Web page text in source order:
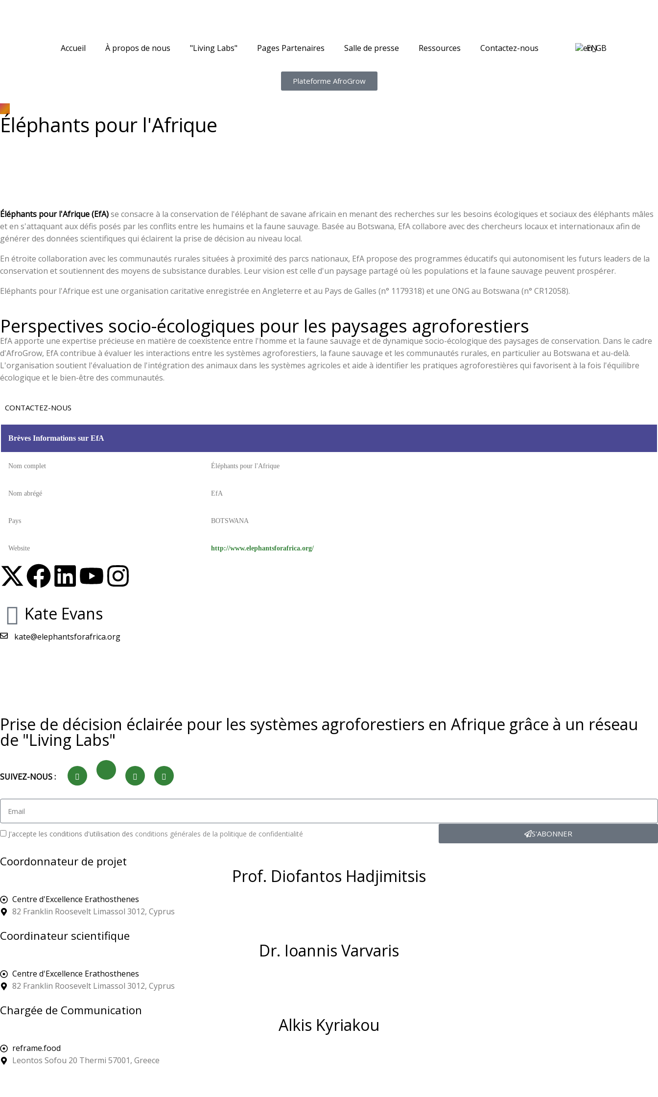
Accueil À propos de nous "Living Labs" Pages Partenaires Salle de presse Ressources Contactez-nous EN
Plateforme AfroGrow
Éléphants pour l'Afrique
Éléphants pour l'Afrique (EfA)se consacre à la conservation de l'éléphant de savane africain en menant des recherches sur les besoins écologiques et sociaux des éléphants mâles
et en s'attaquant aux défis posés par les conflits entre les humains et la faune sauvage. Basée au Botswana, EfA collabore avec des chercheurs locaux et internationaux afin de
générer des données scientifiques qui éclairent la prise de décision au niveau local.
En étroite collaboration avec les communautés rurales situées à proximité des parcs nationaux, EfA propose des programmes éducatifs qui autonomisent les futurs leaders de la
conservation et soutiennent des moyens de subsistance durables. Leur vision est celle d'un paysage partagé où les populations et la faune sauvage peuvent prospérer.
Eléphants pour l'Afrique est une organisation caritative enregistrée en Angleterre et au Pays de Galles (n° 1179318) et une ONG au Botswana (n° CR12058).
Perspectives socio-écologiques pour les paysages agroforestiers
EfA apporte une expertise précieuse en matière de coexistence entre l'homme et la faune sauvage et de dynamique socio-écologique des paysages de conservation. Dans le cadre
d'AfroGrow, EfA contribue à évaluer les interactions entre les systèmes agroforestiers, la faune sauvage et les communautés rurales, en particulier au Botswana et au-delà.
L'organisation soutient l'évaluation de l'intégration des animaux dans les systèmes agricoles et aide à identifier les pratiques agroforestières qui favorisent à la fois l'équilibre
écologique et le bien-être des communautés.
CONTACTEZ-NOUS
Brèves Informations sur EfA
Nom complet Éléphants pour l'Afrique
Nom abrégé EfA
Pays BOTSWANA
Website http://www.elephantsforafrica.org/
Kate Evans
kate@elephantsforafrica.org
Prise de décision éclairée pour les systèmes agroforestiers en Afrique grâce à un réseau
de "Living Labs"
SUIVEZ-NOUS :
J'accepte les conditions d'utilisation des conditions générales de la politique de confidentialité S'ABONNER
Coordonnateur de projet
Prof. Diofantos Hadjimitsis
Centre d'Excellence Erathosthenes
82 Franklin Roosevelt Limassol 3012, Cyprus
Coordinateur scientifique
Dr. Ioannis Varvaris
Centre d'Excellence Erathosthenes
82 Franklin Roosevelt Limassol 3012, Cyprus
Chargée de Communication
Alkis Kyriakou
reframe.food
Leontos Sofou 20 Thermi 57001, Greece